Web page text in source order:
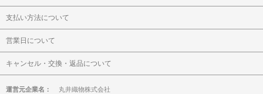
支払い方法について
営業日について
キャンセル・交換・返品について
運営元企業名：
丸井織物株式会社